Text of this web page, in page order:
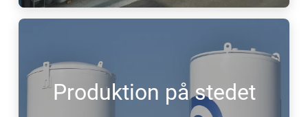
Produktion på stedet